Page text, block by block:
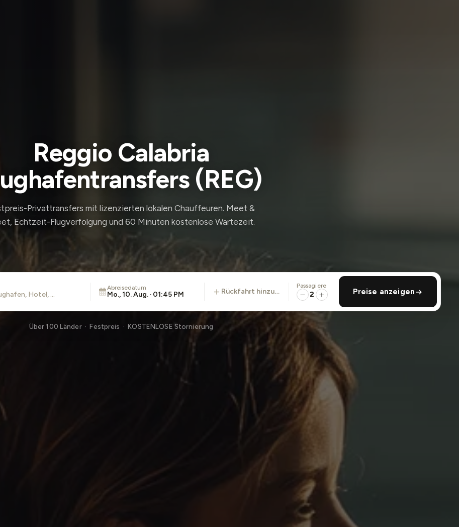
Reggio Calabria
(REG)
Privattransfers mit lizenzierten lokalen Chauffeuren. Meet &
Echtzeit-Flugverfolgung und 60 Minuten kostenlose Wartezeit.
Abreisedatum
Mo., 10. Aug. · 01:45 PM rückfahrt hinzufügen
Passagiere
2 Preise anzeigen
Über 100 Länder · Festpreis · KOSTENLOSE Stornierung